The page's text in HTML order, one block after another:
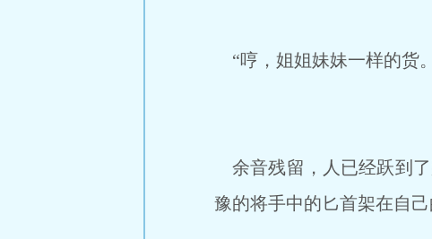
“哼，姐姐妹妹一样的货
余音残留，人已经跃到
豫的将手中的匕首架在自